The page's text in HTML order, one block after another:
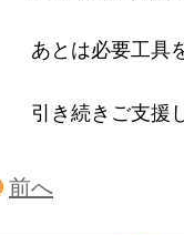
あとは必要工具
引き続きご支援
前へ